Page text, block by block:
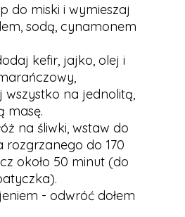
do miski i wymieszaj
sodą, cynamonem
kefir, jajko, olej i
wszystko na jednolitą,
masę.
na śliwki, wstaw do
rozgrzanego do 170
około 50 minut (do
- odwróć dołem